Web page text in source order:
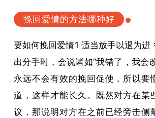
挽回爱情的方法哪种好
要如何挽回爱情1 适当放手以退为进
出分手时，会说诸如“我错了，我会
永远不会有效的挽回促使，所以要
道，这样才能长久。既然对方在某
议，那说明对方在之前已经旁击侧